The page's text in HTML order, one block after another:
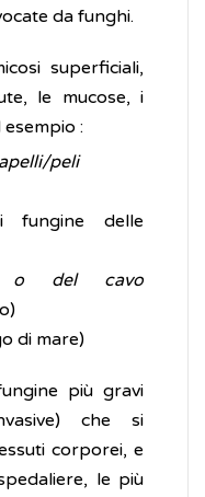
da funghi.
superficiali,
le mucose, i
:
peli
fungine delle
o del cavo
di mare)
più gravi
che si
corporei, e
le più